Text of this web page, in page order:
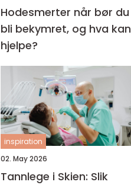
Hodesmerter når bør du
bli bekymret, og hva kan
hjelpe?
inspiration
02. May 2026
Tannlege i Skien: Slik